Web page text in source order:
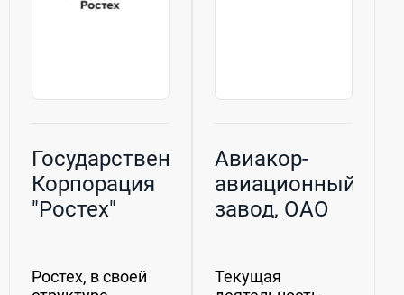
Государственная
Корпорация
"Ростех"
Ростех, в своей
Авиакор-
авиационный
завод, ОАО
Текущая